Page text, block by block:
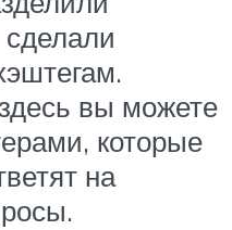
вы можете
которые
на